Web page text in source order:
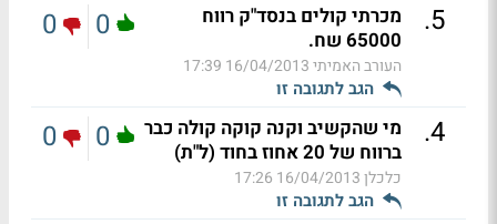
5
.
מכרתי קולים בנסד"ק רווח
65000 שח.
העורב האמיתי16/04/2013 17:39
הגב לתגובה זו
0
0
4
.
מי שהקשיב וקנה קוקה קולה כבר
ברווח של 20 אחוז בחוד (ל"ת)
כלכלן16/04/2013 17:26
הגב לתגובה זו
0
0